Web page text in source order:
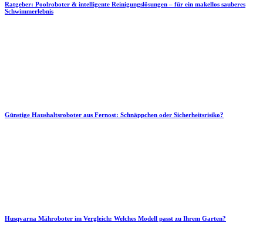
Ratgeber: Poolroboter & intelligente Reinigungslösungen – für ein makellos sauberes
Schwimmerlebnis
Günstige Haushaltsroboter aus Fernost: Schnäppchen oder Sicherheitsrisiko?
Husqvarna Mähroboter im Vergleich: Welches Modell passt zu Ihrem Garten?